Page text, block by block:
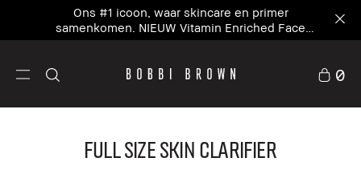
Ons #1 icoon, waar skincare en primer
samenkomen. NIEUW Vitamin Enriched Face
Base+
0
Full Size Skin Clarifier